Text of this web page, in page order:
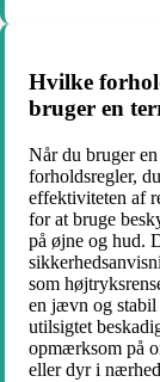
Hvilke
bruger en
Når du bruger
forholdsregler,
effektiviteten af
for at bruge
på øjne og hud.
som
en jævn og stabil
utilsigtet
opmærksom på
eller dyr i